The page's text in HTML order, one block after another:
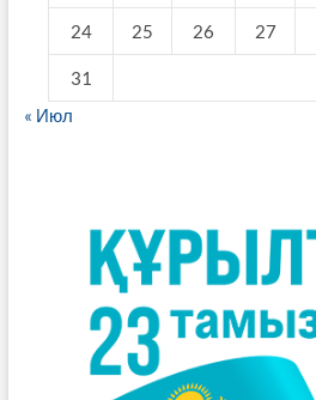
24 25 26 27
31
« Июл